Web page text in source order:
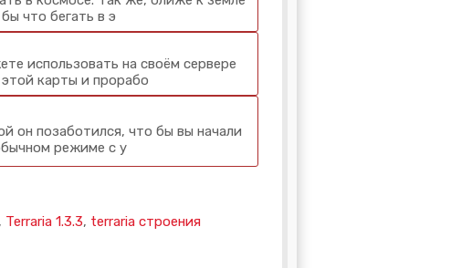
что бегать в э
использовать на своём сервере
карты и прорабо
он позаботился, что бы вы начали
режиме с у
, Terraria 1.3.3, terraria строения